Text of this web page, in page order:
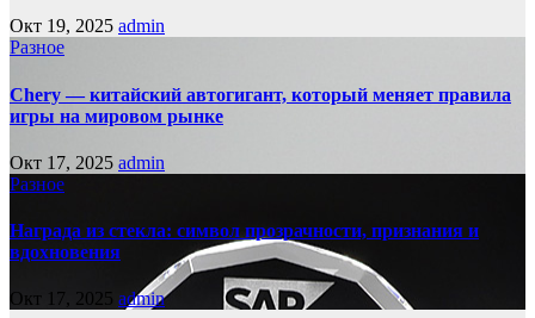
Окт 19, 2025 admin
Разное
Chery — китайский автогигант, который меняет правила
игры на мировом рынке
Окт 17, 2025 admin
Разное
Награда из стекла: символ прозрачности, признания и
вдохновения
Окт 17, 2025 admin